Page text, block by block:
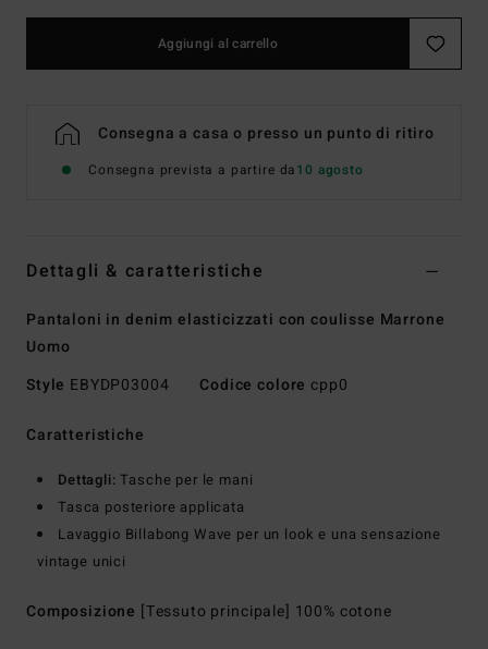
Aggiungi al carrello
Consegna a casa o presso un punto di ritiro
Consegna prevista a partire da10 agosto
Dettagli & caratteristiche
Pantaloni in denim elasticizzati con coulisse Marrone
Uomo
Style EBYDP03004 Codice colore cpp0
Caratteristiche
Dettagli: Tasche per le mani
Tasca posteriore applicata
Lavaggio Billabong Wave per un look e una sensazione
vintage unici
Composizione [Tessuto principale] 100% cotone